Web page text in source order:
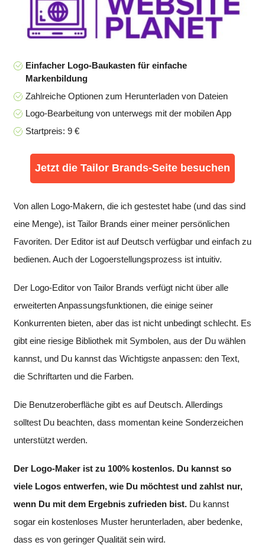
Einfacher Logo-Baukasten für einfache
Markenbildung
Zahlreiche Optionen zum Herunterladen von Dateien
Logo-Bearbeitung von unterwegs mit der mobilen App
Startpreis: 9 €
Jetzt die Tailor Brands-Seite besuchen
Von allen Logo-Makern, die ich gestestet habe (und das sind
eine Menge), ist Tailor Brands einer meiner persönlichen
Favoriten. Der Editor ist auf Deutsch verfügbar und einfach zu
bedienen. Auch der Logoerstellungsprozess ist intuitiv.
Der Logo-Editor von Tailor Brands verfügt nicht über alle
erweiterten Anpassungsfunktionen, die einige seiner
Konkurrenten bieten, aber das ist nicht unbedingt schlecht. Es
gibt eine riesige Bibliothek mit Symbolen, aus der Du wählen
kannst, und Du kannst das Wichtigste anpassen: den Text,
die Schriftarten und die Farben.
Die Benutzeroberfläche gibt es auf Deutsch. Allerdings
solltest Du beachten, dass momentan keine Sonderzeichen
unterstützt werden.
Der Logo-Maker ist zu 100% kostenlos. Du kannst so
viele Logos entwerfen, wie Du möchtest und zahlst nur,
wenn Du mit dem Ergebnis zufrieden bist. Du kannst
sogar ein kostenloses Muster herunterladen, aber bedenke,
dass es von geringer Qualität sein wird.